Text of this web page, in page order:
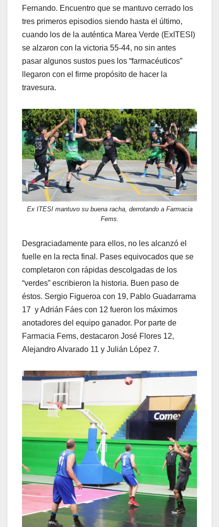
Fernando. Encuentro que se mantuvo cerrado los
tres primeros episodios siendo hasta el último,
cuando los de la auténtica Marea Verde (ExITESI)
se alzaron con la victoria 55-44, no sin antes
pasar algunos sustos pues los “farmacéuticos”
llegaron con el firme propósito de hacer la
travesura.
Ex ITESI mantuvo su buena racha, derrotando a Farmacia
Fems.
Desgraciadamente para ellos, no les alcanzó el
fuelle en la recta final. Pases equivocados que se
completaron con rápidas descolgadas de los
“verdes” escribieron la historia. Buen paso de
éstos. Sergio Figueroa con 19, Pablo Guadarrama
17 y Adrián Fáes con 12 fueron los máximos
anotadores del equipo ganador. Por parte de
Farmacia Fems, destacaron José Flores 12,
Alejandro Alvarado 11 y Julián López 7.